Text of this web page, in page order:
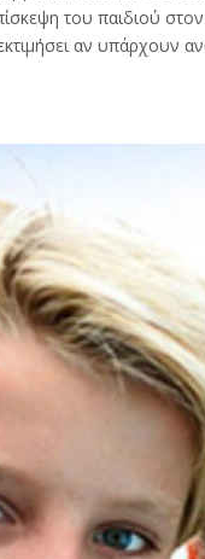
του παιδιού στον
αν υπάρχουν